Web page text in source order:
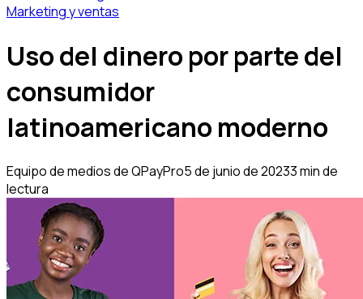
Marketing y ventas
Uso del dinero por parte del
consumidor
latinoamericano moderno
Equipo de medios de QPayPro5 de junio de 20233 min de
lectura